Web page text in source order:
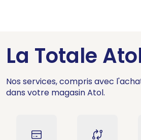
La Totale
Nos services, compris avec
dans votre magasin Atol.